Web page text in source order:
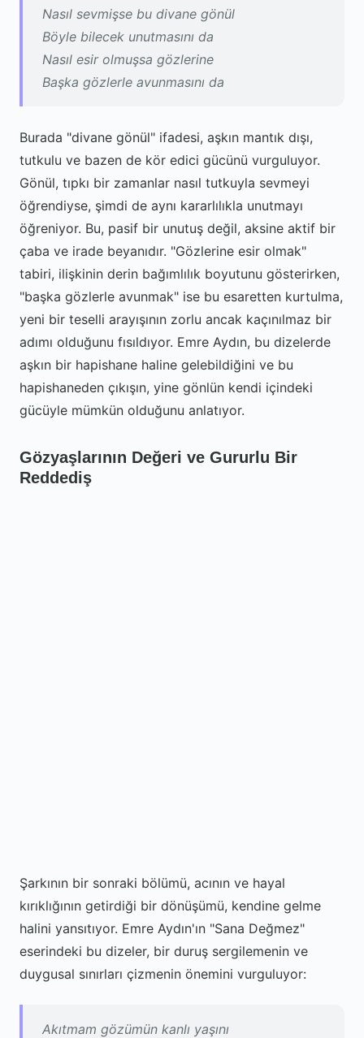
Nasıl sevmişse bu divane gönül
Böyle bilecek unutmasını da
Nasıl esir olmuşsa gözlerine
Başka gözlerle avunmasını da
Burada "divane gönül" ifadesi, aşkın mantık dışı,
tutkulu ve bazen de kör edici gücünü vurguluyor.
Gönül, tıpkı bir zamanlar nasıl tutkuyla sevmeyi
öğrendiyse, şimdi de aynı kararlılıkla unutmayı
öğreniyor. Bu, pasif bir unutuş değil, aksine aktif bir
çaba ve irade beyanıdır. "Gözlerine esir olmak"
tabiri, ilişkinin derin bağımlılık boyutunu gösterirken,
"başka gözlerle avunmak" ise bu esaretten kurtulma,
yeni bir teselli arayışının zorlu ancak kaçınılmaz bir
adımı olduğunu fısıldıyor. Emre Aydın, bu dizelerde
aşkın bir hapishane haline gelebildiğini ve bu
hapishaneden çıkışın, yine gönlün kendi içindeki
gücüyle mümkün olduğunu anlatıyor.
Gözyaşlarının Değeri ve Gururlu Bir
Reddediş
Şarkının bir sonraki bölümü, acının ve hayal
kırıklığının getirdiği bir dönüşümü, kendine gelme
halini yansıtıyor. Emre Aydın'ın "Sana Değmez"
eserindeki bu dizeler, bir duruş sergilemenin ve
duygusal sınırları çizmenin önemini vurguluyor:
Akıtmam gözümün kanlı yaşını